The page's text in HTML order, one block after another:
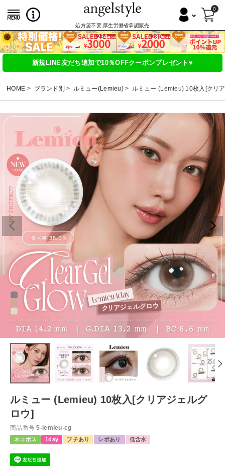
処方箋不要,厚生労働省承認販売
0
新規LINE友だち追加で10％OFFクーポンプレゼント♥
HOME ブランド別 ルミュー(Lemieu) ルミュー (Lemieu) 10枚入[クリ
ルミュー (Lemieu) 10枚入[クリアジェルグ
ロウ]
商品番号 5-lemieu-cg
ネコポス 1day フチあり レポあり 低含水